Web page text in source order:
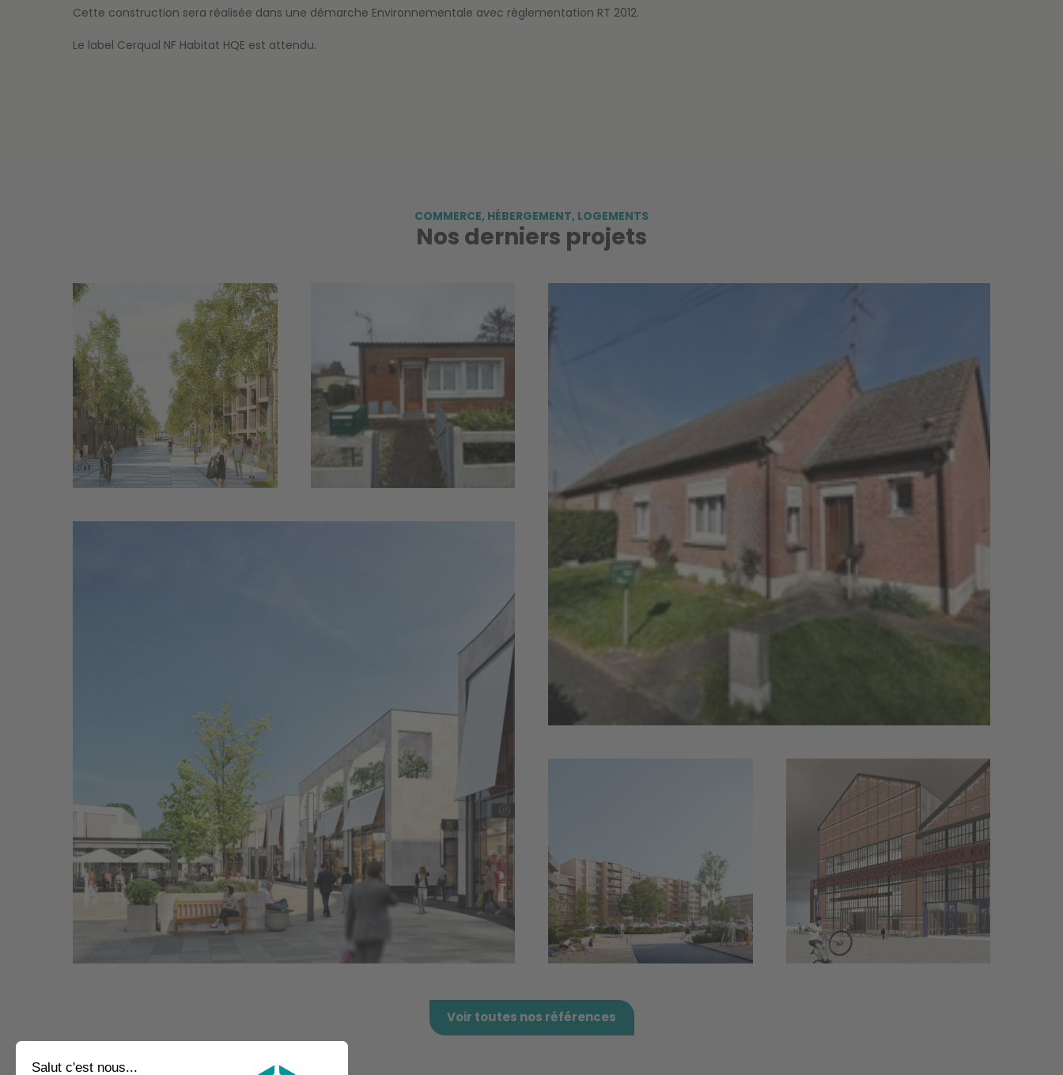
Cette construction sera réalisée dans une démarche Environnementale avec règlementation RT 2012.
Le label Cerqual NF Habitat HQE est attendu.
COMMERCE, HÉBERGEMENT, LOGEMENTS
Nos derniers projets
Voir toutes nos références